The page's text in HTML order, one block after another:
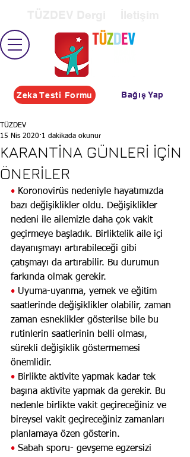
Zeka Testi Formu Bağış Yap
KARANTİNA GÜNLERİ İÇİN
ÖNERİLER
TÜZDEV
15 Nis 2020 1 dakikada okunur
• Koronovirüs nedeniyle hayatımızda
bazı değişiklikler oldu. Değişiklikler
nedeni ile ailemizle daha çok vakit
geçirmeye başladık. Birliktelik aile içi
dayanışmayı artırabileceği gibi
çatışmayı da artırabilir. Bu durumun
farkında olmak gerekir.
• Uyuma-uyanma, yemek ve eğitim
saatlerinde değişiklikler olabilir, zaman
zaman esneklikler gösterilse bile bu
rutinlerin saatlerinin belli olması,
sürekli değişiklik göstermemesi
önemlidir.
• Birlikte aktivite yapmak kadar tek
başına aktivite yapmak da gerekir. Bu
nedenle birlikte vakit geçireceğiniz ve
bireysel vakit geçireceğiniz zamanları
planlamaya özen gösterin.
• Sabah sporu- gevşeme egzersizi